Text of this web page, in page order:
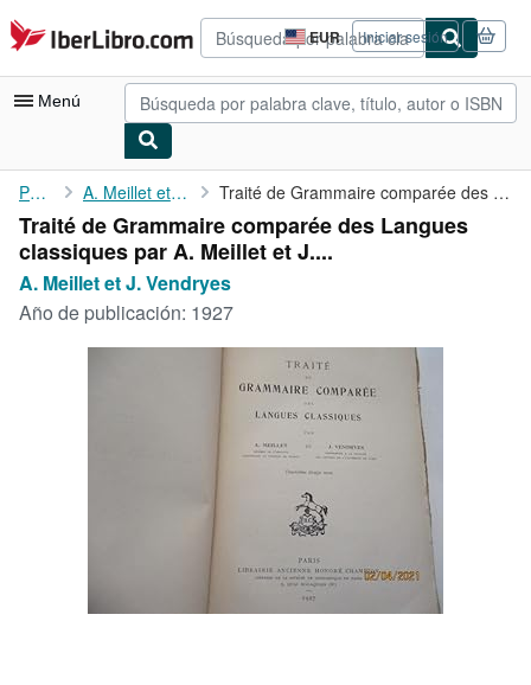
Pasar al contenido principal
IberLibro.com EUR
Preferencias
de
compra
del
Iniciar sesión
Menú
Mi cuenta
Consultar mis pedidos
Búsqueda avanzada
Colecciones
CERRAR
Portada A. Meillet et J. Vendryes Traité de Grammaire comparée des Langues classiques par A. ...
Traité de Grammaire comparée des Langues
classiques par A. Meillet et J....
A. Meillet et J. Vendryes
Año de publicación: 1927